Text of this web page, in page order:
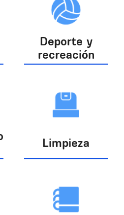
Deporte y
recreación
Limpieza